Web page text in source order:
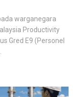
warganegara
Productivity
Gred E9 (Personel